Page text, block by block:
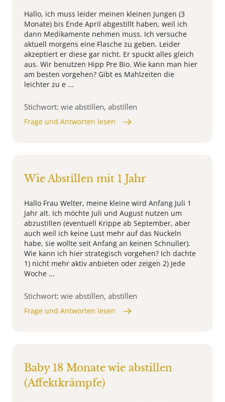
Hallo, ich muss leider meinen kleinen Jungen (3
Monate) bis Ende April abgestillt haben, weil ich
dann Medikamente nehmen muss. Ich versuche
aktuell morgens eine Flasche zu geben. Leider
akzeptiert er diese gar nicht. Er spuckt alles gleich
aus. Wir benutzen Hipp Pre Bio. Wie kann man hier
am besten vorgehen? Gibt es Mahlzeiten die
leichter zu e ...
Stichwort: wie abstillen, abstillen
Frage und Antworten lesen
Wie Abstillen mit 1 Jahr
Hallo Frau Welter, meine kleine wird Anfang Juli 1
Jahr alt. Ich möchte Juli und August nutzen um
abzustillen (eventuell Krippe ab September, aber
auch weil ich keine Lust mehr auf das Nuckeln
habe, sie wollte seit Anfang an keinen Schnuller).
Wie kann ich hier strategisch vorgehen? Ich dachte
1) nicht mehr aktiv anbieten oder zeigen 2) Jede
Woche ...
Stichwort: wie abstillen, abstillen
Frage und Antworten lesen
Baby 18 Monate wie abstillen
(Affektkrämpfe)